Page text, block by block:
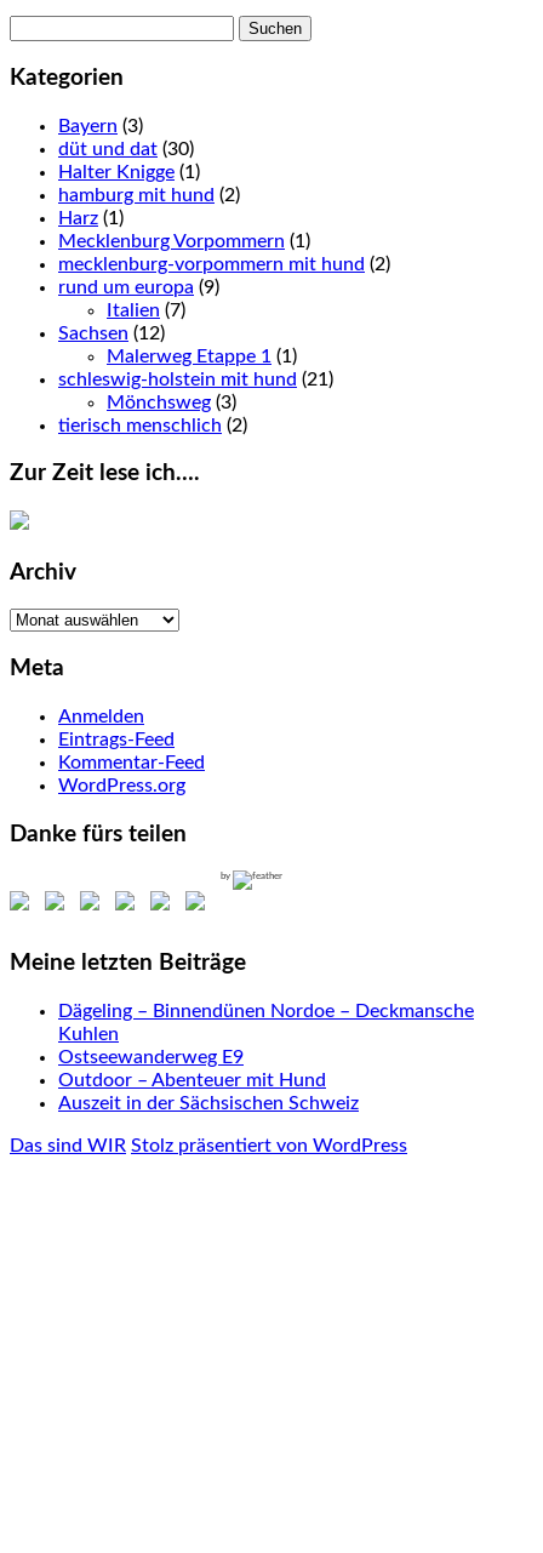
Kategorien
Bayern (3)
düt und dat (30)
Halter Knigge (1)
hamburg mit hund (2)
Harz (1)
Mecklenburg Vorpommern (1)
mecklenburg-vorpommern mit hund (2)
rund um europa (9)
Italien (7)
Sachsen (12)
Malerweg Etappe 1 (1)
schleswig-holstein mit hund (21)
Mönchsweg (3)
tierisch menschlich (2)
Zur Zeit lese ich….
Archiv
Archiv
Meta
Anmelden
Eintrags-Feed
Kommentar-Feed
WordPress.org
Danke fürs teilen
by
Meine letzten Beiträge
Dägeling – Binnendünen Nordoe – Deckmansche
Kuhlen
Ostseewanderweg E9
Outdoor – Abenteuer mit Hund
Auszeit in der Sächsischen Schweiz
Das sind WIR Stolz präsentiert von WordPress